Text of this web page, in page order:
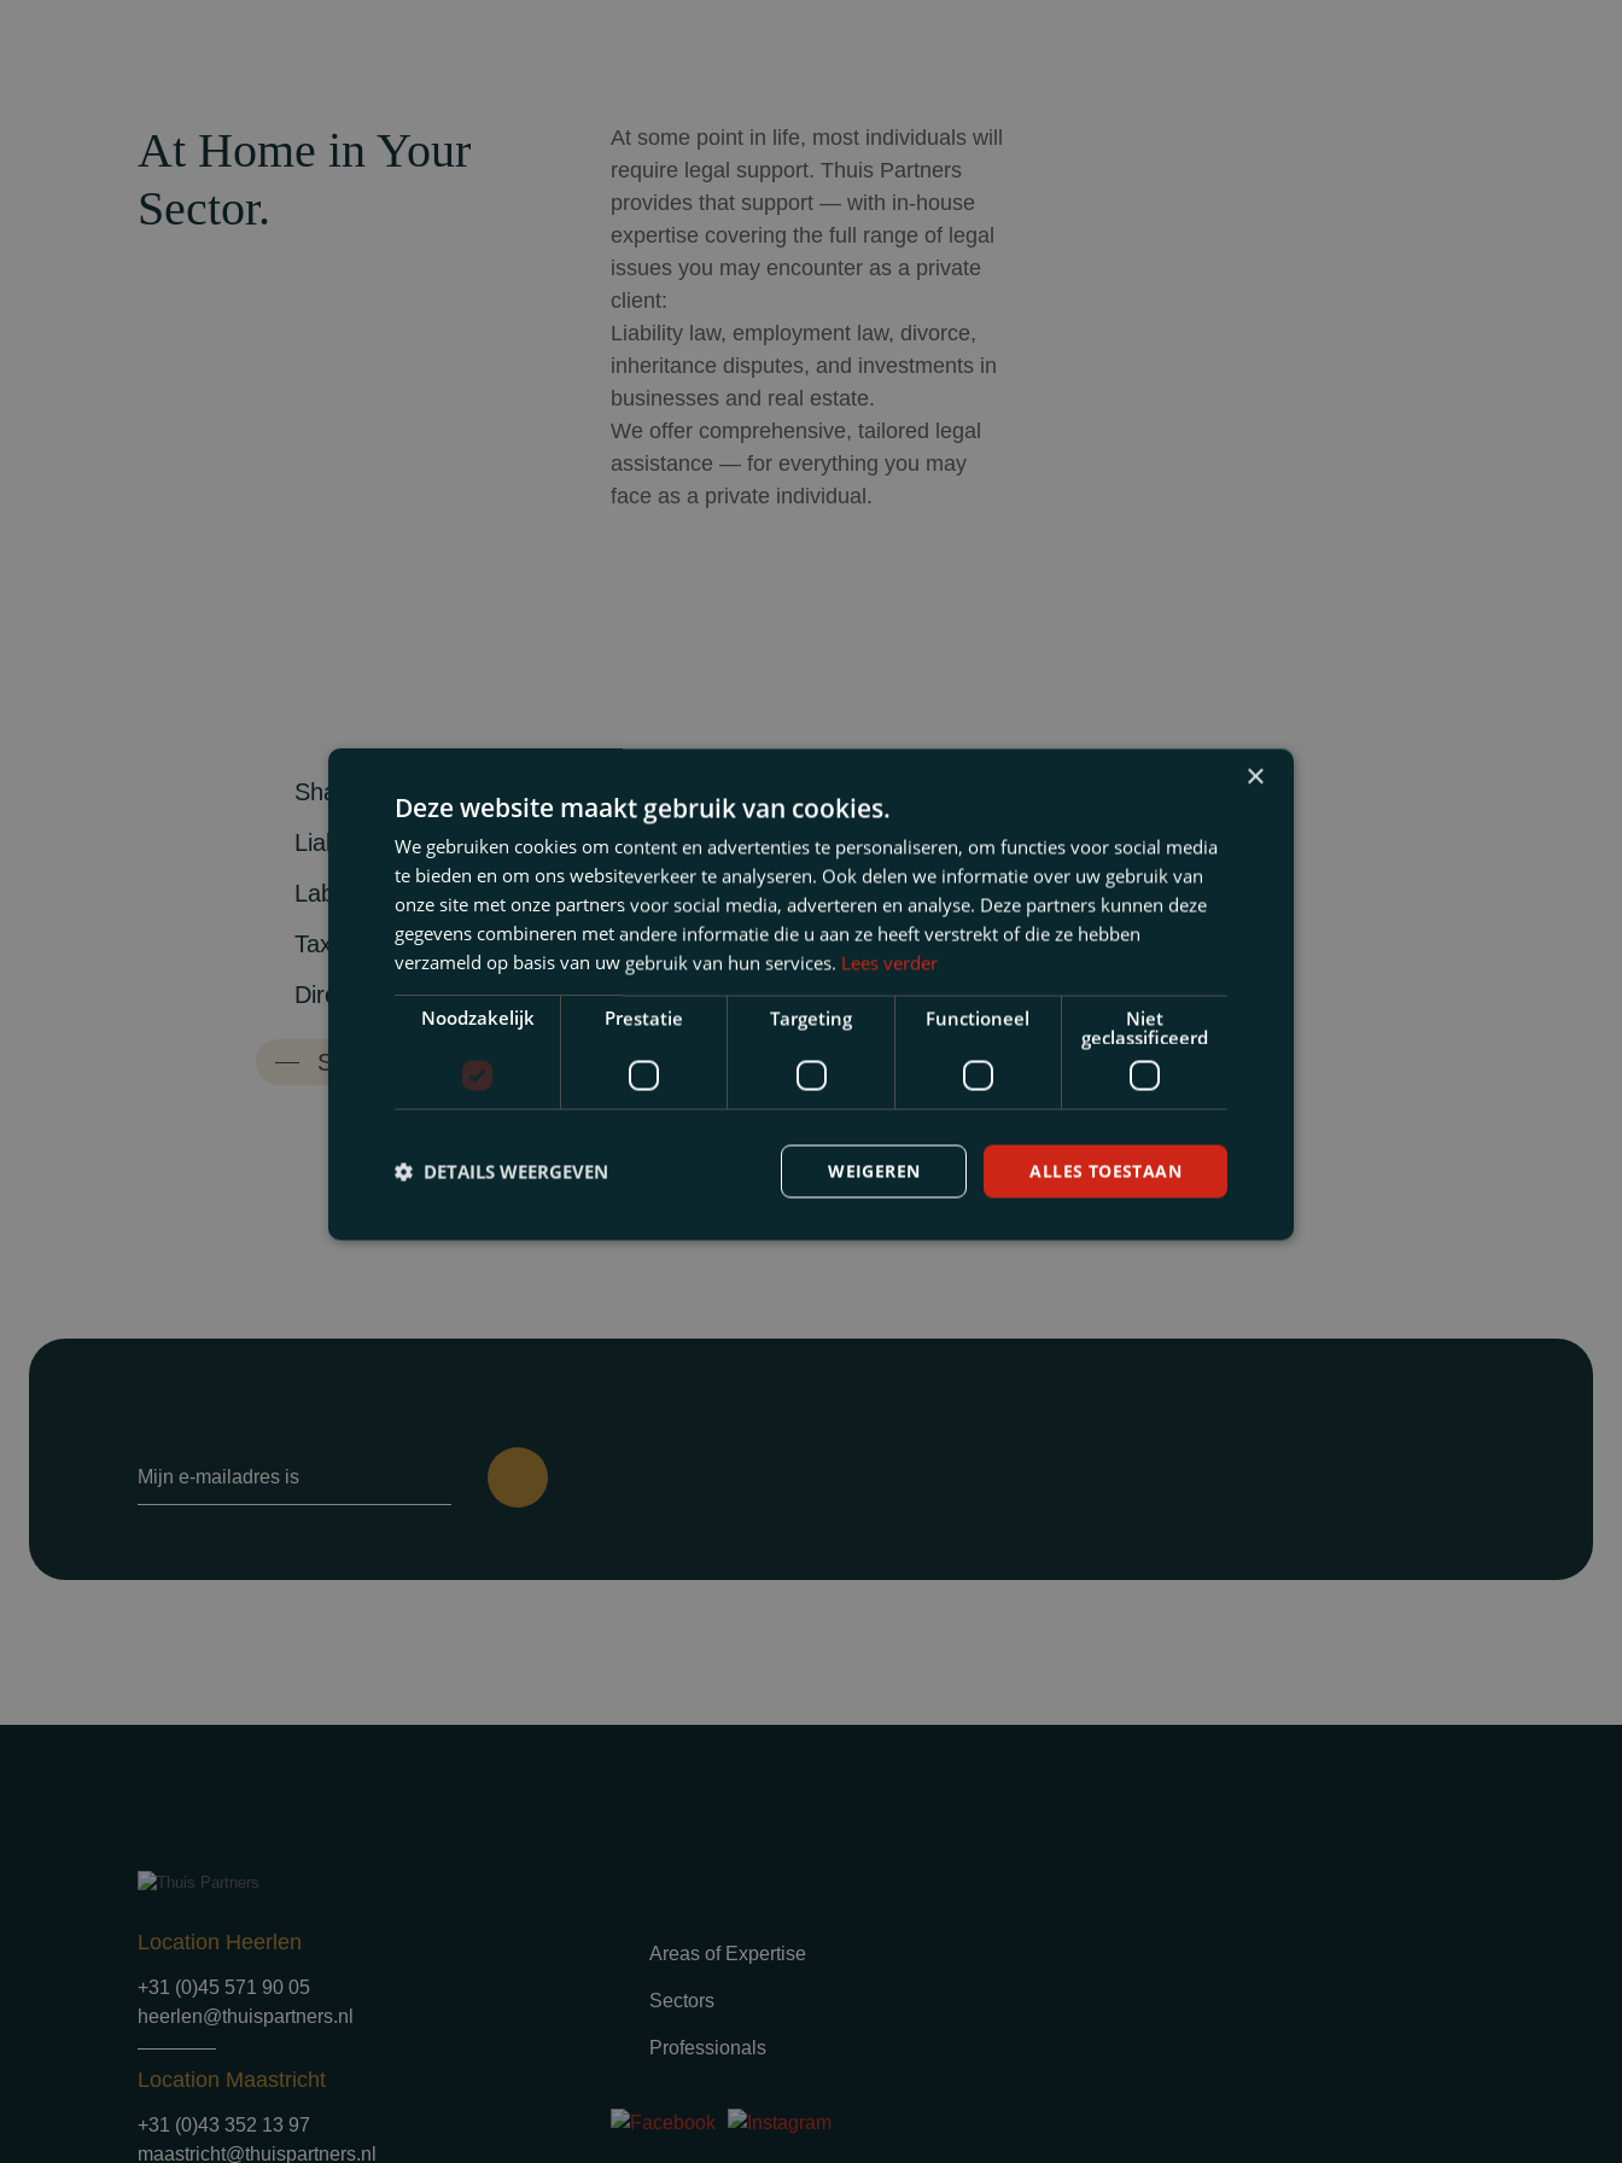
At Home in Your
Sector.
At some point in life, most individuals will
require legal support. Thuis Partners
provides that support — with in-house
expertise covering the full range of legal
issues you may encounter as a private
client:
Liability law, employment law, divorce,
inheritance disputes, and investments in
businesses and real estate.
We offer comprehensive, tailored legal
assistance — for everything you may
face as a private individual.
Shareholder Disputes
Liability and Insurance Law
Labour Law & Restructuring
Tax Law & Fiscal Advocacy
Director’s Liability
Family Law
Show all
Location Heerlen
+31 (0)45 571 90 05
heerlen@thuispartners.nl
Location Maastricht
+31 (0)43 352 13 97
maastricht@thuispartners.nl
Areas of Expertise
Sectors
Professionals
×
Deze website maakt gebruik van cookies.
We gebruiken cookies om content en advertenties te personaliseren, om functies voor social media
te bieden en om ons websiteverkeer te analyseren. Ook delen we informatie over uw gebruik van
onze site met onze partners voor social media, adverteren en analyse. Deze partners kunnen deze
gegevens combineren met andere informatie die u aan ze heeft verstrekt of die ze hebben
verzameld op basis van uw gebruik van hun services. Lees verder
Noodzakelijk Prestatie Targeting Functioneel
Niet
geclassificeerd
ALLES TOESTAAN
WEIGEREN
DETAILS WEERGEVEN